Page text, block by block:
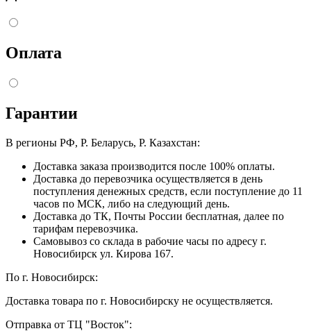
Оплата
Гарантии
В регионы РФ, Р. Беларусь, Р. Казахстан:
Доставка заказа производится после 100% оплаты.
Доставка до перевозчика осуществляется в день
поступления денежных средств, если поступление до 11
часов по МСК, либо на следующий день.
Доставка до ТК, Почты России бесплатная, далее по
тарифам перевозчика.
Самовывоз со склада в рабочие часы по адресу г.
Новосибирск ул. Кирова 167.
По г. Новосибирск:
Доставка товара по г. Новосибирску не осуществляется.
Отправка от ТЦ "Восток":